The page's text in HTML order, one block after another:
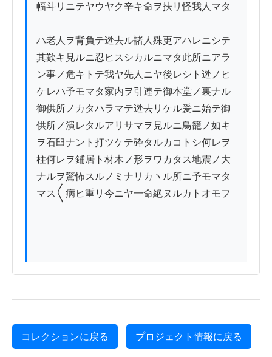
幅斗リニテヤウヤク辛キ命ヲ扶リ怪我人マタ
ハ老人ヲ背負テ迯去ル諸人殊更アハレニシテ
其歎キ見ルニ忍ヒスシカルニマタ此所ニアラ
ン事ノ危キトテ我ヤ先人ニヤ後レシト迯ノヒ
ケレハ予モマタ家内ヲ引連テ御本堂ノ裏ナル
御供所ノカタハラマテ迯去リケル爰ニ始テ御
供所ノ潰レタルアリサマヲ見ルニ鳥籠ノ如キ
ヲ石臼ナント打ツケテ砕タルカコトシ何レヲ
柱何レヲ鋪居ト材木ノ形ヲワカタス地震ノ大
ナルヲ驚怖スルノミナリカヽル所ニ予モマタ
マス〱病ヒ重リ今ニヤ一命絶ヌルカトオモフ
コレクションに戻る プロジェクト情報に戻る